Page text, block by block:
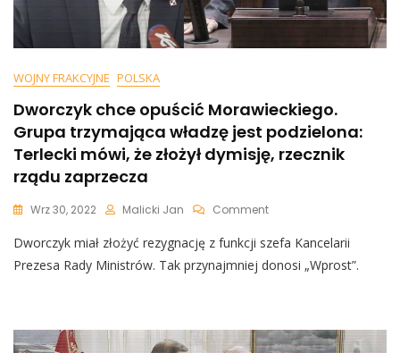
WOJNY FRAKCYJNE POLSKA
Dworczyk chce opuścić Morawieckiego.
Grupa trzymająca władzę jest podzielona:
Terlecki mówi, że złożył dymisję, rzecznik
rządu zaprzecza
Wrz 30, 2022 Malicki Jan CommentOn
Chce
Opuścić
Morawieckiego.
Władzę
Jest
Dworczyk miał złożyć rezygnację z funkcji szefa Kancelarii
Prezesa Rady Ministrów. Tak przynajmniej donosi „Wprost”.